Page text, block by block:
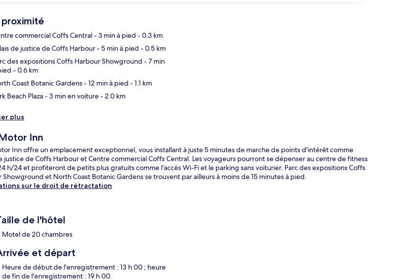
commercial Coffs Central- 3 min à pied - 0.3 km
de justice de Coffs Harbour- 5 min à pied - 0.5 km
des expositions Coffs Harbour Showground - 7 min
- 0.6 km
Coast Botanic Gardens- 12 min à pied - 1.1 km
Beach Plaza- 3 min en voiture- 2.0 km
plus
Inn
Inn offre un emplacement exceptionnel, vous installant à juste 5 minutes de marche de points d'intérêt comme
justice de Coffs Harbour et Centre commercial Coffs Central. Les voyageurs pourront se dépenser au centre de fitness
h/24 et profiteront de petits plus gratuits comme l'accès Wi-Fi et le parking sans voiturier. Parc des expositions Coffs
Showground et North Coast Botanic Gardens se trouvent par ailleurs à moins de 15 minutes à pied.
sur le droit de rétractation
de l'hôtel
Motel de 20 chambres
et départ
Heure de début de l'enregistrement : 13 h 00 ; heure
de fin de l'enregistrement : 19 h 00.